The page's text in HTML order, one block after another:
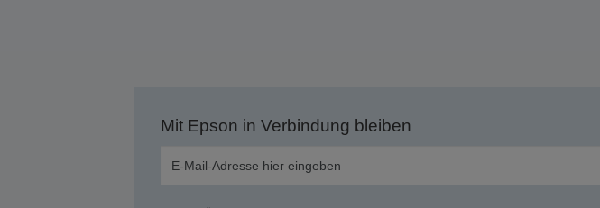
Mit Epson in Verbindung bleiben